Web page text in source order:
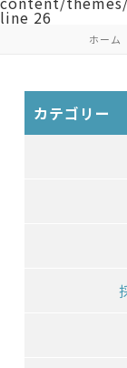
line 26
ホーム
カテゴリー